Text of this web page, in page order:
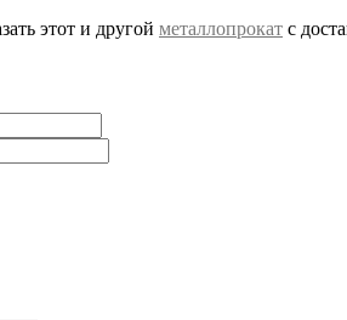
этот и другой металлопрокат с